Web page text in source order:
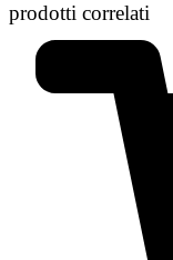
prodotti correlati